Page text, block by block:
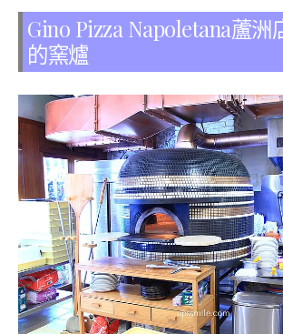
Gino Pizza Napoletana蘆洲
的窯爐